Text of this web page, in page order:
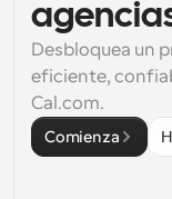
Desbloquea un
eficiente,
Cal.com.
Comienza